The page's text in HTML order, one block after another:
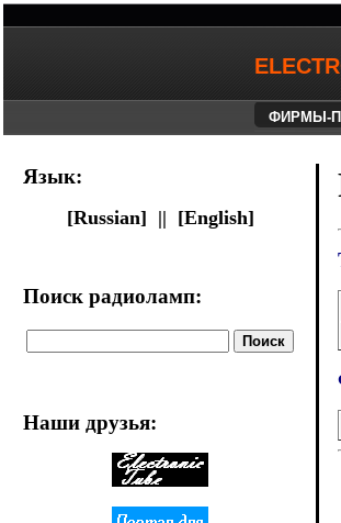
ФИРМЫ-
Язык:
[Russian] || [English]
Поиск радиоламп:
Наши друзья: